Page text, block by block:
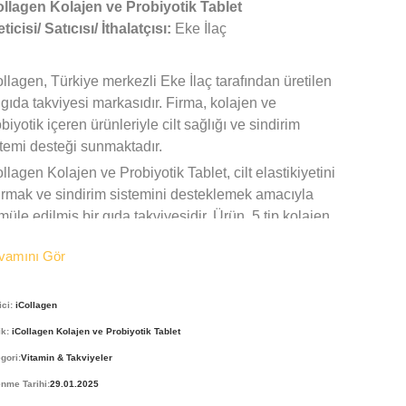
Kolajen ve Probiyotik Tablet
Satıcısı/ İthalatçısı: Eke İlaç
Türkiye merkezli Eke İlaç tarafından üretilen
takviyesi markasıdır. Firma, kolajen ve
içeren ürünleriyle cilt sağlığı ve sindirim
desteği sunmaktadır.
Kolajen ve Probiyotik Tablet, cilt elastikiyetini
ve sindirim sistemini desteklemek amacıyla
edilmiş bir gıda takviyesidir. Ürün, 5 tip kolajen
ve Tasarımı:
tabletlerin herhangi bir aroması
1500 mg’lık, 60 tablettir. iCollagen
5 tip kolajen ve probiyotik içeriğiyle cilt ve
Gör
iCollagen
iCollagen Kolajen ve Probiyotik Tablet
Vitamin & Takviyeler
Tarihi:29.01.2025